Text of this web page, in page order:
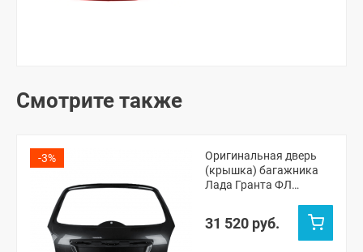
Смотрите также
-3%
Оригинальная дверь
(крышка) багажника
Лада Гранта ФЛ
31 520 руб.